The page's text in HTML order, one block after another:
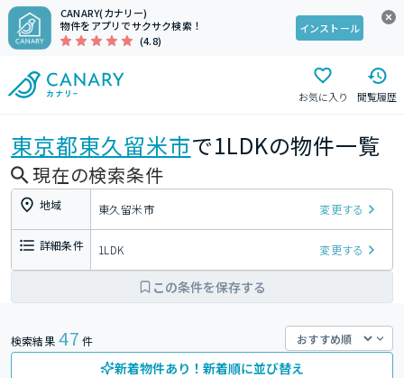
CANARY(カナリー)
物件をアプリでサクサク検索！
(4.8)
インストール
お気に入り 閲覧履歴
東京都東久留米市で1LDKの物件一覧
現在の検索条件
地域 東久留米市 変更する
詳細条件 1LDK 変更する
この条件を保存する
検索結果 47 件
新着物件あり！新着順に並び替え